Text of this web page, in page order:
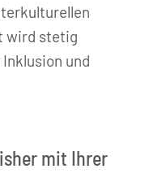
wird stetig
und
mit Ihrer